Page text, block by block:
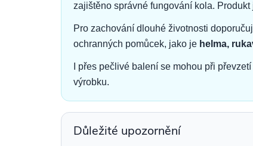
zajištěno správné fungování kola. Produkt
Pro zachování dlouhé životnosti
ochranných pomůcek, jako je helma,
I přes pečlivé balení se mohou při
výrobku.
Důležité upozornění